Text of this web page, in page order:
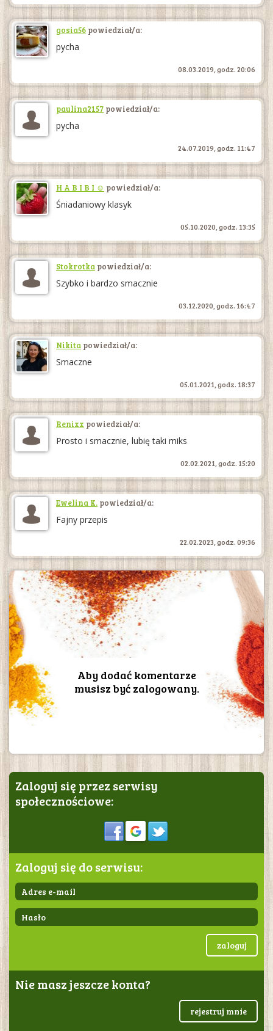
gosia56 powiedział/a:
pycha
08.03.2019, godz. 20:06
paulina2157 powiedział/a:
pycha
24.07.2019, godz. 11:47
H A B I B I ☺ powiedział/a:
Śniadaniowy klasyk
05.10.2020, godz. 13:35
Stokrotka powiedział/a:
Szybko i bardzo smacznie
03.12.2020, godz. 16:47
Nikita powiedział/a:
Smaczne
05.01.2021, godz. 18:37
Renixx powiedział/a:
Prosto i smacznie, lubię taki miks
02.02.2021, godz. 15:20
Ewelina K. powiedział/a:
Fajny przepis
22.02.2023, godz. 09:36
Aby dodać komentarze
musisz być zalogowany.
Zaloguj się przez serwisy
społecznościowe:
Sign in
Zaloguj się do serwisu:
zaloguj
Nie masz jeszcze konta?
rejestruj mnie